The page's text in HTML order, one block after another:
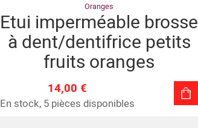
Oranges
Etui imperméable brosse
à dent/dentifrice petits
fruits oranges
14,00 €
En stock, 5 pièces disponibles